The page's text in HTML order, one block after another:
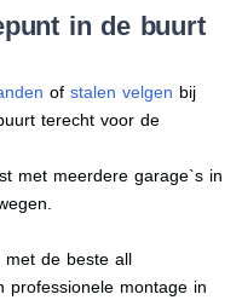
in de buurt
of stalen velgen bij
terecht voor de
met meerdere garage`s in
met de beste all
professionele montage in